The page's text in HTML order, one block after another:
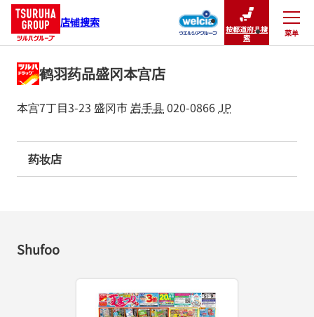
店铺搜索
按都道府县搜
索
菜单
关闭
鹤羽药品盛冈本宫店
本宫7丁目3-23 盛冈市岩手县020-0866JP
药妆店
Shufoo